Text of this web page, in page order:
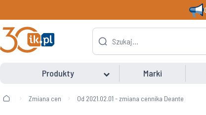
Produkty Marki
Zmiana cen Od 2021.02.01 - zmiana cennika Deante